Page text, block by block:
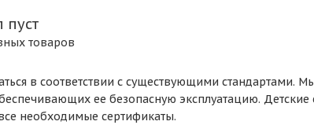
пуст
товаров
в соответствии с существующими стандартами.
ее безопасную эксплуатацию. Детские
необходимые сертификаты.